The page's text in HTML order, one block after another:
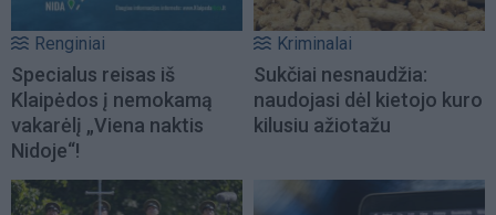
Renginiai
Specialus reisas iš
Klaipėdos į nemokamą
vakarėlį „Viena naktis
Nidoje“!
Kriminalai
Sukčiai nesnaudžia:
naudojasi dėl kietojo kuro
kilusiu ažiotažu